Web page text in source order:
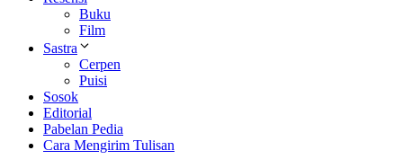
Buku
Film
Sastra
Cerpen
Puisi
Sosok
Editorial
Pabelan Pedia
Cara Mengirim Tulisan